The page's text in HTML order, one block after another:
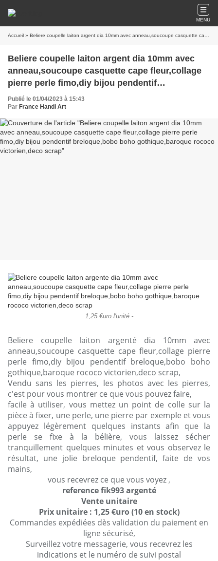
MENU
Accueil » Beliere coupelle laiton argent dia 10mm avec anneau,soucoupe casquette cape fleur,collage pierre perle fimo,diy bijou pendentif breloque,bobo boho gothique,baroque rococo victorien,deco scrap
Beliere coupelle laiton argent dia 10mm avec
anneau,soucoupe casquette cape fleur,collage
pierre perle fimo,diy bijou pendentif
breloque,bobo boho gothique,baroque rococo
victorien,deco scrap
Publié le 01/04/2023 à 15:43
Par France Handi Art
1,25 €uro l'unité -
Beliere coupelle laiton argenté dia 10mm avec
anneau,soucoupe casquette cape fleur,collage pierre
perle fimo,diy bijou pendentif breloque,bobo boho
gothique,baroque rococo victorien,deco scrap,
Vendu sans les pierres, les photos avec les pierres,
c'est pour vous montrer ce que vous pouvez faire,
facile à utiliser, vous mettez un point de colle sur la
pièce à fixer, une perle, une pierre par exemple et vous
appuyez légèrement quelques instants afin que la
perle se fixe à la bélière, vous laissez sécher
tranquillement quelques minutes et vous observez le
résultat, une jolie breloque pendentif, faite de vos
mains,
vous recevrez ce que vous voyez ,
reference fik993 argenté
Vente unitaire
Prix unitaire : 1,25 €uro (10 en stock)
Commandes expédiées dès validation du paiement en
ligne sécurisé,
Surveillez votre messagerie, vous recevrez les
indications et le numéro de suivi postal